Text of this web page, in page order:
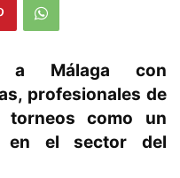
a Málaga con
profesionales de
como un
en el sector del